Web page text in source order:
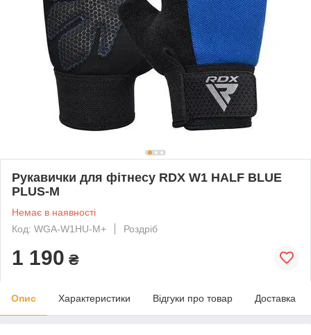
Рукавички для фітнесу RDX W1 HALF BLUE
PLUS-M
Немає в наявності
Код: WGA-W1HU-M+
Роздріб
1 190 ₴
Опис Характеристики Відгуки про товар Доставка